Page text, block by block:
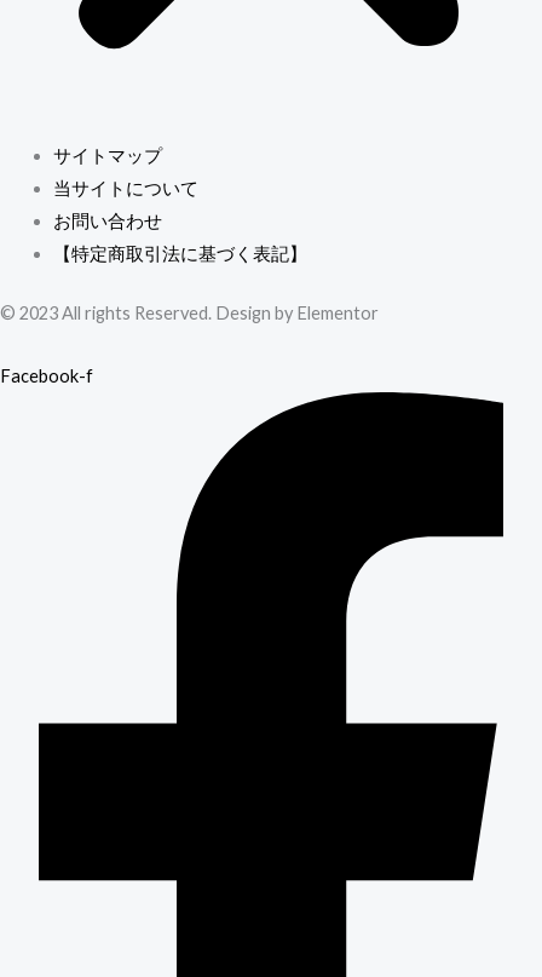
サイトマップ
当サイトについて
お問い合わせ
【特定商取引法に基づく表記】
© 2023 All rights Reserved. Design by Elementor
Facebook-f